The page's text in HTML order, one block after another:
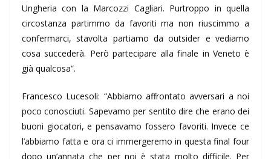
Ungheria con la Marcozzi Cagliari. Purtroppo in quella
circostanza partimmo da favoriti ma non riuscimmo a
confermarci, stavolta partiamo da outsider e vediamo
cosa succederà. Però partecipare alla finale in Veneto è
già qualcosa”.
Francesco Lucesoli: “Abbiamo affrontato avversari a noi
poco conosciuti. Sapevamo per sentito dire che erano dei
buoni giocatori, e pensavamo fossero favoriti. Invece ce
l’abbiamo fatta e ora ci immergeremo in questa final four
dopo un’annata che per noi è stata molto difficile. Per